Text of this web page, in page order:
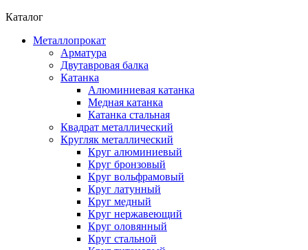
Каталог
Металлопрокат
Арматура
Двутавровая балка
Катанка
Алюминиевая катанка
Медная катанка
Катанка стальная
Квадрат металлический
Кругляк металлический
Круг алюминиевый
Круг бронзовый
Круг вольфрамовый
Круг латунный
Круг медный
Круг нержавеющий
Круг оловянный
Круг стальной